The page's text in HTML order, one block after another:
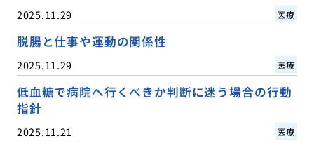
2025.11.29 医療
脱腸と仕事や運動の関係性
2025.11.29 医療
低血糖で病院へ行くべきか判断に迷う場合の行動
指針
2025.11.21 医療